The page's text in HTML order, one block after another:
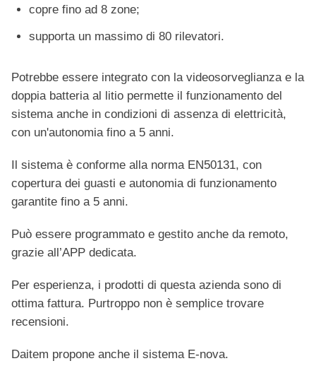
copre fino ad 8 zone;
supporta un massimo di 80 rilevatori.
Potrebbe essere integrato con la videosorveglianza e la
doppia batteria al litio permette il funzionamento del
sistema anche in condizioni di assenza di elettricità,
con un'autonomia fino a 5 anni.
Il sistema è conforme alla norma EN50131, con
copertura dei guasti e autonomia di funzionamento
garantite fino a 5 anni.
Può essere programmato e gestito anche da remoto,
grazie all’APP dedicata.
Per esperienza, i prodotti di questa azienda sono di
ottima fattura. Purtroppo non è semplice trovare
recensioni.
Daitem propone anche il sistema E-nova.